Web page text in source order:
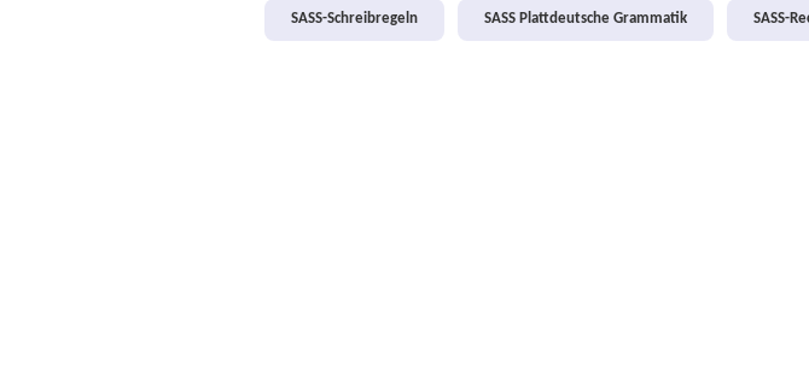
SASS-Schreibregeln SASS Plattdeutsche Grammatik
SASS-